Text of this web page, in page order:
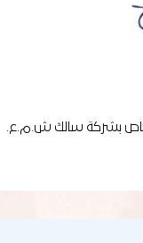
بشركة سالك ش.م.ع.